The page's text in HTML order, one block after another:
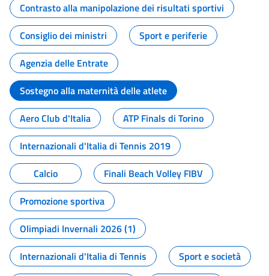
Contrasto alla manipolazione dei risultati sportivi
Consiglio dei ministri
Sport e periferie
Agenzia delle Entrate
Sostegno alla maternità delle atlete
Aero Club d'Italia
ATP Finals di Torino
Internazionali d'Italia di Tennis 2019
Calcio
Finali Beach Volley FIBV
Promozione sportiva
Olimpiadi Invernali 2026 (1)
Internazionali d'Italia di Tennis
Sport e società